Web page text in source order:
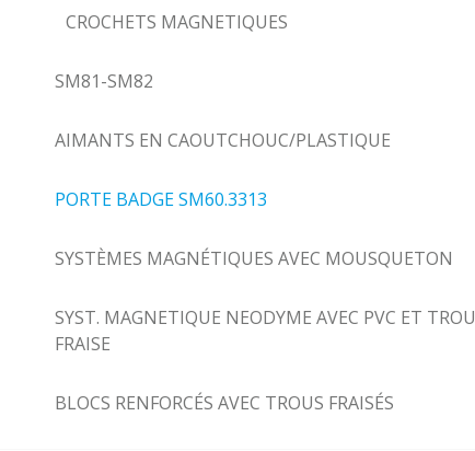
CROCHETS MAGNETIQUES
SM81-SM82
AIMANTS EN CAOUTCHOUC/PLASTIQUE
PORTE BADGE SM60.3313
SYSTÈMES MAGNÉTIQUES AVEC MOUSQUETON
SYST. MAGNETIQUE NEODYME AVEC PVC ET TROU
FRAISE
BLOCS RENFORCÉS AVEC TROUS FRAISÉS